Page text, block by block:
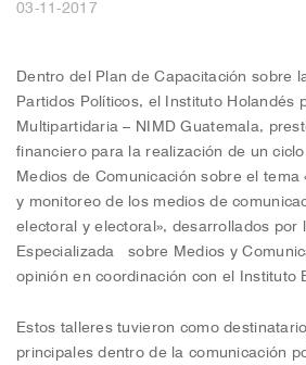
03-11-2017
Dentro del Plan de Capacitación sobre
Partidos Políticos, el Instituto Holandés
Multipartidaria – NIMD Guatemala,
financiero para la realización de un
Medios de Comunicación sobre el tema
y monitoreo de los medios de
electoral y electoral», desarrollados por
Especializada sobre Medios y
opinión en coordinación con el Instituto
Estos talleres tuvieron como
principales dentro de la comunicación